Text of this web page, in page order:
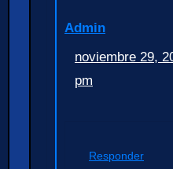
Admin
noviembre 29,
pm
Responder